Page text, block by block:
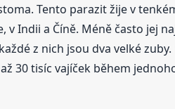
Tento parazit žije v
Indii a Číně. Méně často jej
z nich jsou dva velké
30 tisíc vajíček během